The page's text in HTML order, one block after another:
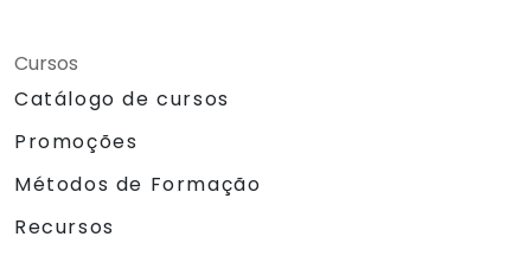
Cursos
Catálogo de cursos
Promoções
Métodos de Formação
Recursos